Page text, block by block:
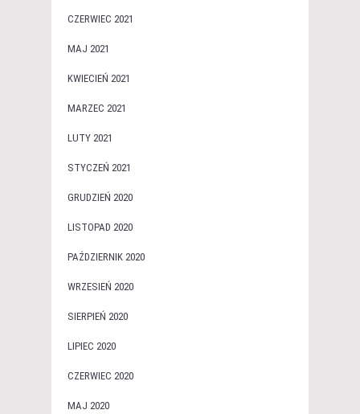
CZERWIEC 2021
MAJ 2021
KWIECIEŃ 2021
MARZEC 2021
LUTY 2021
STYCZEŃ 2021
GRUDZIEŃ 2020
LISTOPAD 2020
PAŹDZIERNIK 2020
WRZESIEŃ 2020
SIERPIEŃ 2020
LIPIEC 2020
CZERWIEC 2020
MAJ 2020